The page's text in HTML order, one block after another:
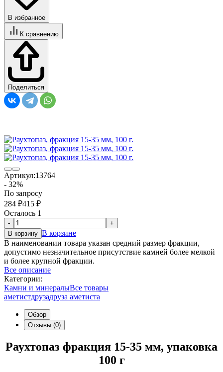
В избранное
К сравнению
Поделиться
Артикул:13764
- 32%
По запросу
284 ₽415 ₽
Осталось 1
-
+
В корзину В корзине
В наименовании товара указан средний размер фракции,
допустимо незначительное присутствие камней более мелкой
и более крупной фракции.
Все описание
Категории:
Камни и минералыВсе товары
аметистдрузадруза аметиста
Обзор
Отзывы (0)
Раухтопаз фракция 15-35 мм, упаковка
100 г